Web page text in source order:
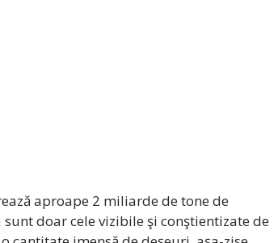
aproape 2 miliarde de tone de
doar cele vizibile şi conştientizate de